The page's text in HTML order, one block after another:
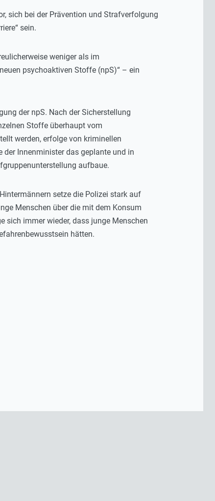
sich bei der Prävention und Strafverfolgung
sein.
weniger als im
psychoaktiven Stoffe (npS)“ – ein
der npS. Nach der Sicherstellung
Stoffe überhaupt vom
werden, erfolge von kriminellen
Innenminister das geplante und in
aufbaue.
setze die Polizei stark auf
Menschen über die mit dem Konsum
sich immer wieder, dass junge Menschen
hätten.